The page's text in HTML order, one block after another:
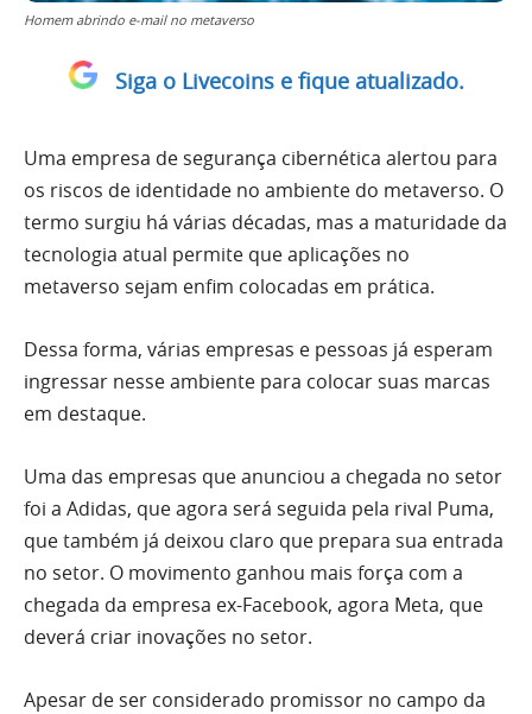
Homem abrindo e-mail no metaverso
Siga o Livecoins e fique atualizado.
Uma empresa de segurança cibernética alertou para
os riscos de identidade no ambiente do metaverso. O
termo surgiu há várias décadas, mas a maturidade da
tecnologia atual permite que aplicações no
metaverso sejam enfim colocadas em prática.
Dessa forma, várias empresas e pessoas já esperam
ingressar nesse ambiente para colocar suas marcas
em destaque.
Uma das empresas que anunciou a chegada no setor
foi a Adidas, que agora será seguida pela rival Puma,
que também já deixou claro que prepara sua entrada
no setor. O movimento ganhou mais força com a
chegada da empresa ex-Facebook, agora Meta, que
deverá criar inovações no setor.
Apesar de ser considerado promissor no campo da